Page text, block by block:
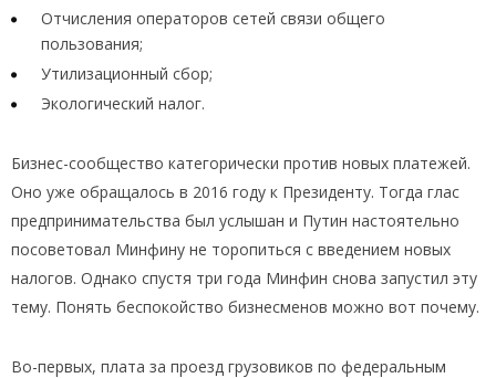
Отчисления операторов сетей связи общего
пользования;
Утилизационный сбор;
Экологический налог.
Бизнес-сообщество категорически против новых платежей.
Оно уже обращалось в 2016 году к Президенту. Тогда глас
предпринимательства был услышан и Путин настоятельно
посоветовал Минфину не торопиться с введением новых
налогов. Однако спустя три года Минфин снова запустил эту
тему. Понять беспокойство бизнесменов можно вот почему.
Во-первых, плата за проезд грузовиков по федеральным